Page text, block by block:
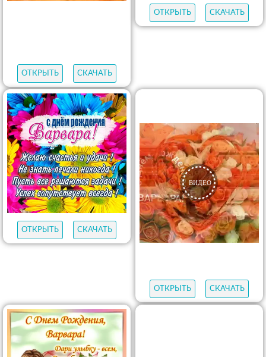
ОТКРЫТЬ СКАЧАТЬ
ОТКРЫТЬ СКАЧАТЬ
ОТКРЫТЬ СКАЧАТЬ
ОТКРЫТЬ СКАЧАТЬ